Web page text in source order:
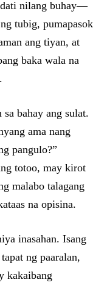
dati nilang buhay—
tubig, pumapasok
ang tiyan, at
baka wala na
bahay ang sulat.
ama nang
pangulo?”
totoo, may kirot
malabo talagang
na opisina.
inasahan. Isang
ng paaralan,
kakaibang